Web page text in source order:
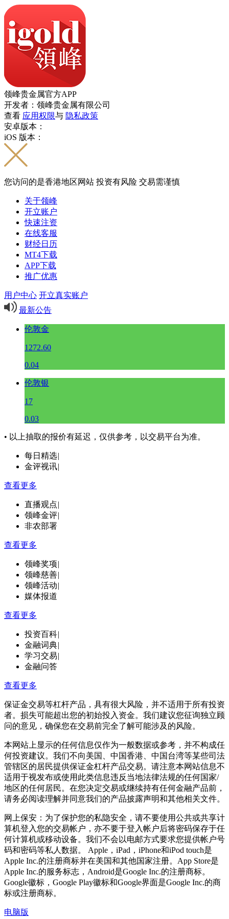
领峰贵金属官方APP
开发者：领峰贵金属有限公司
查看 应用权限与 隐私政策
安卓版本：
iOS 版本：
您访问的是香港地区网站 投资有风险 交易需谨慎
关于领峰
开立账户
快速注资
在线客服
财经日历
MT4下载
APP下载
推广优惠
用户中心 开立真实账户
最新公告
伦敦金
1272.60
0.04
伦敦银
17
0.03
• 以上抽取的报价有延迟，仅供参考，以交易平台为准。
每日精选|
金评视讯|
查看更多
直播观点|
领峰金评|
非农部署
查看更多
领峰奖项|
领峰慈善|
领峰活动|
媒体报道
查看更多
投资百科|
金融词典|
学习交易|
金融问答
查看更多
保证金交易等杠杆产品，具有很大风险，并不适用于所有投资
者。损失可能超出您的初始投入资金。我们建议您征询独立顾
问的意见，确保您在交易前完全了解可能涉及的风险。
本网站上显示的任何信息仅作为一般数据或参考，并不构成任
何投资建议。我们不向美国、中国香港、中国台湾等某些司法
管辖区的居民提供保证金杠杆产品交易。请注意本网站信息不
适用于视发布或使用此类信息违反当地法律法规的任何国家/
地区的任何居民。在您决定交易或继续持有任何金融产品前，
请务必阅读理解并同意我们的产品披露声明和其他相关文件。
网上保安：为了保护您的私隐安全，请不要使用公共或共享计
算机登入您的交易帐户，亦不要于登入帐户后将密码保存于任
何计算机或移动设备。我们不会以电邮方式要求您提供帐户号
码和密码等私人数据。 Apple，iPad，iPhone和iPod touch是
Apple Inc.的注册商标并在美国和其他国家注册。App Store是
Apple Inc.的服务标志，Android是Google Inc.的注册商标。
Google徽标，Google Play徽标和Google界面是Google Inc.的商
标或注册商标。
电脑版